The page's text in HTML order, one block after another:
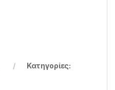
Κατηγορίες: